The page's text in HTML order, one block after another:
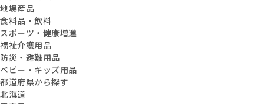
地場産品
食料品・飲料
スポーツ・健康増進
福祉介護用品
防災・避難用品
ベビー・キッズ用品
都道府県から探す
北海道